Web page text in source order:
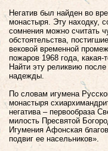
Негатив был найден во
монастыря. Эту находку,
сомнения можно считать
обстоятельства,
вековой временной
пожаров 1968 года, какая-
Найти эту реликвию
надежды.
По словам игумена
монастыря
негатива – первообраза
милость Пресвятой
Игумения Афонская
подвиг ее насельников».